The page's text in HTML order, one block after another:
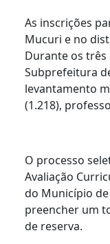
As inscrições
Mucuri e no
Durante os
Subprefeitura
levantamento
(1.218),
O processo
Avaliação
do Município
preencher um
de reserva.